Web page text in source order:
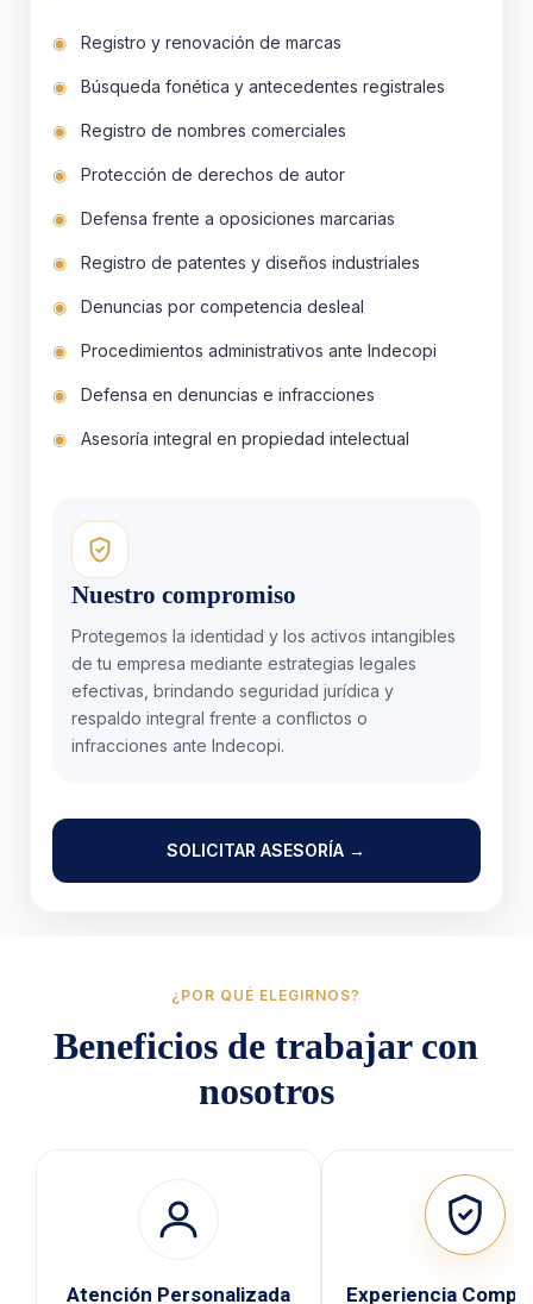
Registro y renovación de marcas
Búsqueda fonética y antecedentes registrales
Registro de nombres comerciales
Protección de derechos de autor
Defensa frente a oposiciones marcarias
Registro de patentes y diseños industriales
Denuncias por competencia desleal
Procedimientos administrativos ante Indecopi
Defensa en denuncias e infracciones
Asesoría integral en propiedad intelectual
Nuestro compromiso
Protegemos la identidad y los activos intangibles
de tu empresa mediante estrategias legales
efectivas, brindando seguridad jurídica y
respaldo integral frente a conflictos o
infracciones ante Indecopi.
SOLICITAR ASESORÍA →
¿POR QUÉ ELEGIRNOS?
Beneficios de trabajar con
nosotros
Atención Personalizada Experiencia